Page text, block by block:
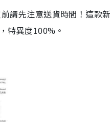
請先注意送貨時間！這款
特異度100%。